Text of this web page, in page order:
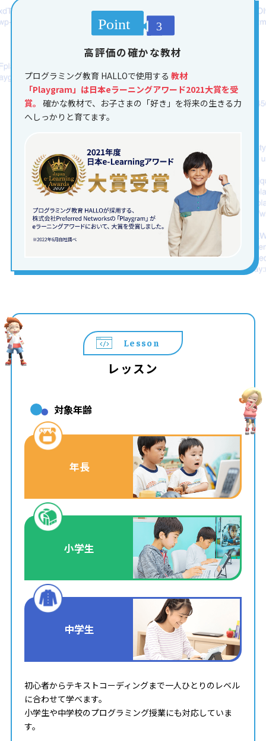
高評価の確かな教材
プログラミング教育 HALLOで使用する 教材
「Playgram」は日本eラーニングアワード2021大賞を受
賞。 確かな教材で、お子さまの「好き」を将来の生きる力
へしっかりと育てます。
Lesson
レッスン
対象年齢
年長
小学生
中学生
初心者からテキストコーディングまで一人ひとりのレベル
に合わせて学べます。
小学生や中学校のプログラミング授業にも対応していま
す。